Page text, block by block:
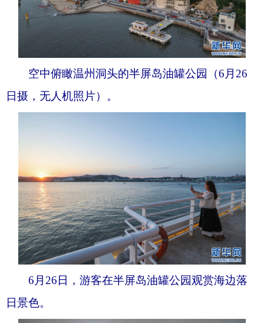
空中俯瞰温州洞头的半屏岛油罐公园（6月26
日摄，无人机照片）。
6月26日，游客在半屏岛油罐公园观赏海边落
日景色。